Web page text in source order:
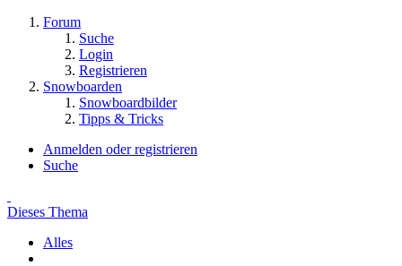
Forum
Suche
Login
Registrieren
Snowboarden
Snowboardbilder
Tipps & Tricks
Anmelden oder registrieren
Suche
Dieses Thema
Alles